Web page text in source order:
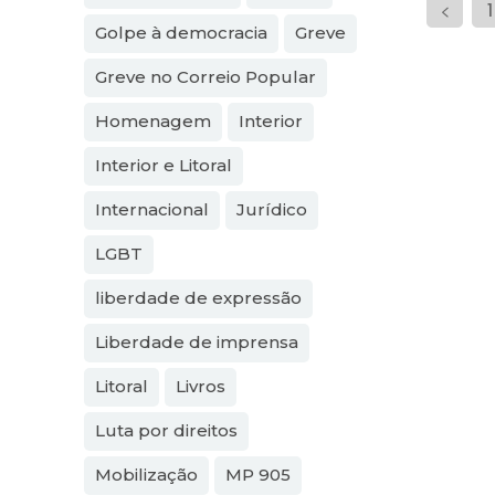
Golpe à democracia Greve
Greve no Correio Popular
Homenagem Interior
Interior e Litoral
Internacional Jurídico
LGBT
liberdade de expressão
Liberdade de imprensa
Litoral Livros
Luta por direitos
Mobilização MP 905
1